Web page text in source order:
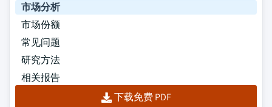
市场分析
市场份额
常见问题
研究方法
相关报告
下载免费 PDF